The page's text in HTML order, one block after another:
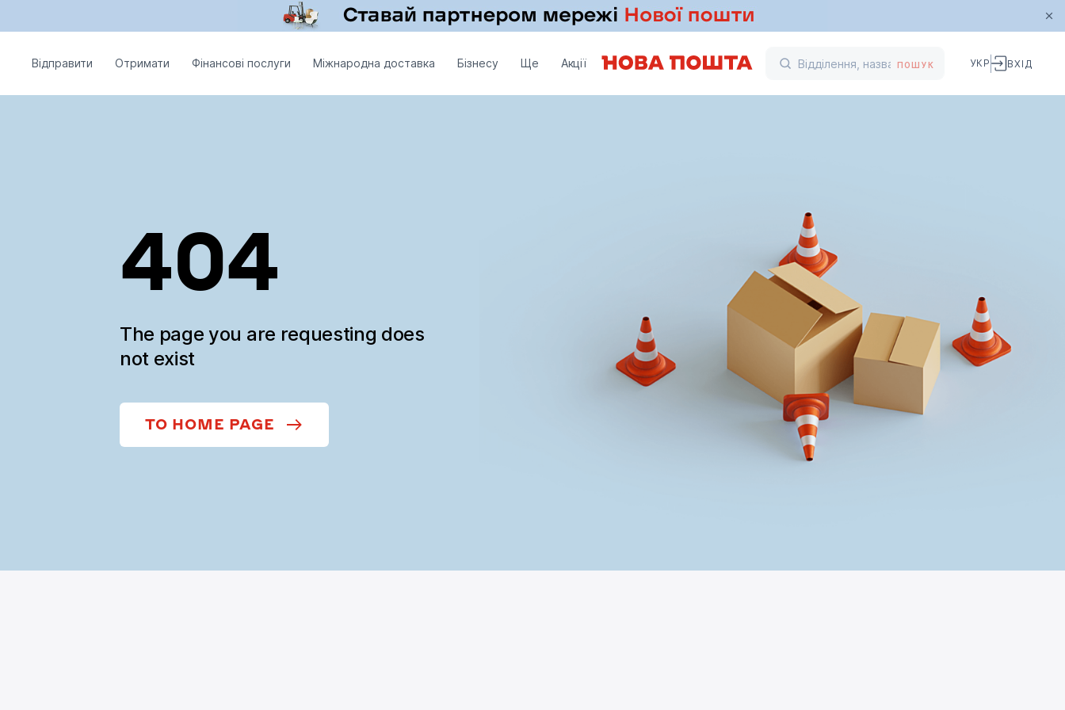
Відправити Отримати Фінансові послуги Міжнародна доставка Бізнесу Ще Акції ПОШУК УКР ВХІД
404
The page you are requesting does
not exist
TO HOME PAGE